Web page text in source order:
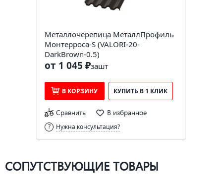
Металлочерепица МеталлПрофиль
Монтерроса-S (VALORI-20-
DarkBrown-0.5)
от 1 045 ₽зашт
В КОРЗИНУ КУПИТЬ В 1 КЛИК
Сравнить В избранное
Нужна консультация?
СОПУТСТВУЮЩИЕ ТОВАРЫ